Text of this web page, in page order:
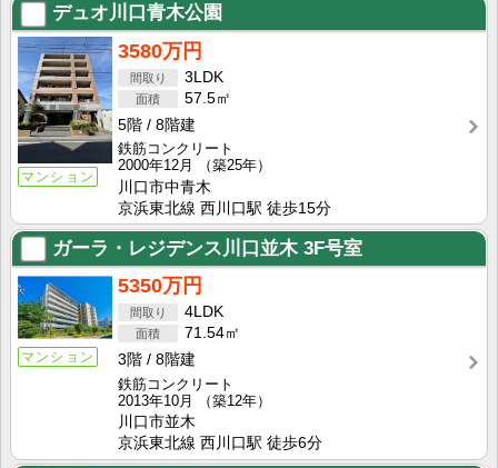
デュオ川口青木公園
マンション
3580万円
3LDK
57.5㎡
5階
8階建
鉄筋コンクリート
2000年12月
（築25年）
川口市中青木
京浜東北線 西川口駅 徒歩15分
ガーラ・レジデンス川口並木3F号室
マンション
5350万円
4LDK
71.54㎡
3階
8階建
鉄筋コンクリート
2013年10月
（築12年）
川口市並木
京浜東北線 西川口駅 徒歩6分